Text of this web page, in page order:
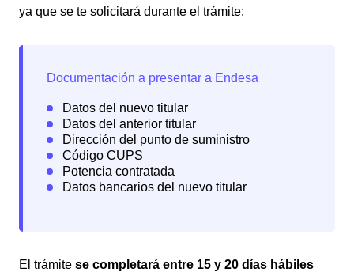
ya que se te solicitará durante el trámite:
El trámite se completará entre 15 y 20 días hábiles